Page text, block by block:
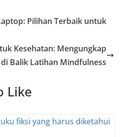
Pilihan Terbaik untuk
Kesehatan: Mengungkap
Balik Latihan Mindfulness
Like